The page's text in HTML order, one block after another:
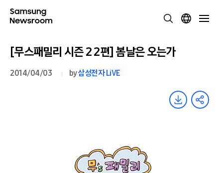
[무스패밀리 시즌 2 2편] 봄날은 오는가
2014/04/03 by삼성전자 LiVE